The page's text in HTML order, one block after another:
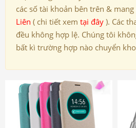
các số tài khoản bên trên & mang
Liên ( chi tiết xem tại đây ). Các
đều không hợp lệ. Chúng tôi
bất kì trường hợp nào chuyển